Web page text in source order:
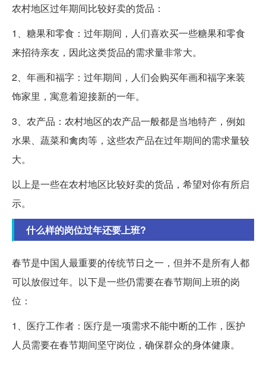
农村地区过年期间比较好卖的货品：
1、糖果和零食：过年期间，人们喜欢买一些糖果和零食
来招待亲友，因此这类货品的需求量非常大。
2、年画和福字：过年期间，人们会购买年画和福字来装
饰家里，寓意着迎接新的一年。
3、农产品：农村地区的农产品一般都是当地特产，例如
水果、蔬菜和禽肉等，这些农产品在过年期间的需求量较
大。
以上是一些在农村地区比较好卖的货品，希望对你有所启
示。
什么样的岗位过年还要上班?
春节是中国人最重要的传统节日之一，但并不是所有人都
可以放假过年。以下是一些仍需要在春节期间上班的岗
位：
1、医疗工作者：医疗是一项需求不能中断的工作，医护
人员需要在春节期间坚守岗位，确保群众的身体健康。